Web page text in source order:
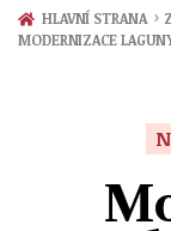
Zprávy
Ekonomika
HLAVNÍ STRANA ›
MODERNIZACE